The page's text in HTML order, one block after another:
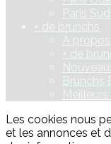
Paris Sud
+ de brunchs
À propos
+ de
Brunchs
Les cookies nous
et les annonces et